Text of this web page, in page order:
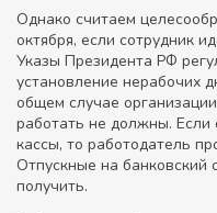
Однако считаем
октября, если сотрудник
Указы Президента РФ
установление нерабочих
общем случае
работать не должны. Если
кассы, то работодатель
Отпускные на банковский
получить.